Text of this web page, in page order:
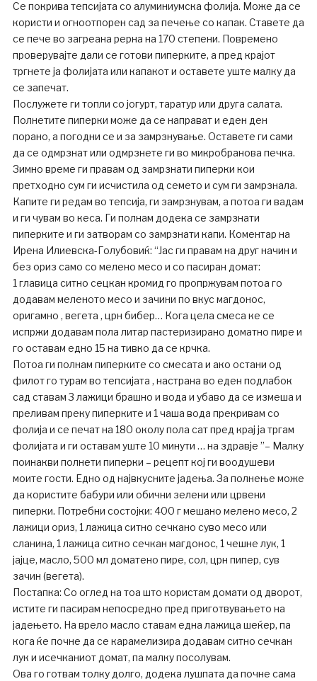
Се покрива тепсијата со алуминиумска фолија. Може да се
користи и огноотпорен сад за печење со капак. Ставете да
се пече во загреана рерна на 170 степени. Повремено
проверувајте дали се готови пиперките, а пред крајот
тргнете ја фолијата или капакот и оставете уште малку да
се запечат.
Послужете ги топли со јогурт, таратур или друга салата.
Полнетите пиперки може да се направат и еден ден
порано, а погодни се и за замрзнување. Оставете ги сами
да се одмрзнат или одмрзнете ги во микробранова печка.
Зимно време ги правам од замрзнати пиперки кои
претходно сум ги исчистила од семето и сум ги замрзнала.
Капите ги редам во тепсија, ги замрзнувам, а потоа ги вадам
и ги чувам во кеса. Ги полнам додека се замрзнати
пиперките и ги затворам со замрзнати капи. Коментар на
Ирена Илиевска-Голубовиќ: “Јас ги правам на друг начин и
без ориз само со мелено месо и со пасиран домат:
1 главица ситно сецкан кромид го пропржувам потоа го
додавам меленото месо и зачини по вкус магдонос,
оригамно , вегета , црн бибер… Кога цела смеса ке се
испржи додавам пола литар пастеризирано доматно пире и
го оставам едно 15 на тивко да се крчка.
Потоа ги полнам пиперките со смесата и ако остани од
филот го турам во тепсијата , настрана во еден подлабок
сад ставам 3 лажици брашно и вода и убаво да се измеша и
преливам преку пиперките и 1 чаша вода прекривам со
фолија и се печат на 180 околу пола сат пред крај ја тргам
фолијата и ги оставам уште 10 минути … на здравје ”– Малку
поинакви полнети пиперки – рецепт кој ги воодушеви
моите гости. Едно од највкусните јадења. За полнење може
да користите бабури или обични зелени или црвени
пиперки. Потребни состојки: 400 г мешано мелено месо, 2
лажици ориз, 1 лажица ситно сечкано суво месо или
сланина, 1 лажица ситно сечкан магдонос, 1 чешне лук, 1
јајце, масло, 500 мл доматено пире, сол, црн пипер, сув
зачин (вегета).
Постапка: Со оглед на тоа што користам домати од дворот,
истите ги пасирам непосредно пред приготвувањето на
јадењето. На врело масло ставам една лажица шеќер, па
кога ќе почне да се карамелизира додавам ситно сечкан
лук и исечканиот домат, па малку посолувам.
Ова го готвам толку долго, додека лушпата да почне сама